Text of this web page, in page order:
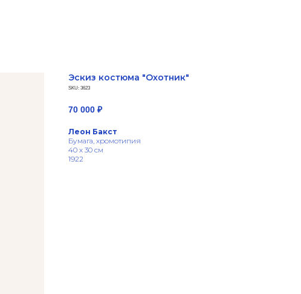
Эскиз костюма "Охотник"
SKU: 3623
70 000 ₽
Леон Бакст
Бумага, хромотипия
40 х 30 см
1922